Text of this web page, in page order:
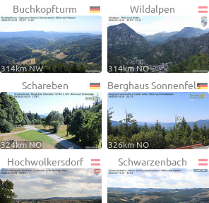
Buchkopfturm
314km NW
Wildalpen
314km NO
Schareben
324km NO
Berghaus Sonnenfels
326km NO
Hochwolkersdorf Schwarzenbach